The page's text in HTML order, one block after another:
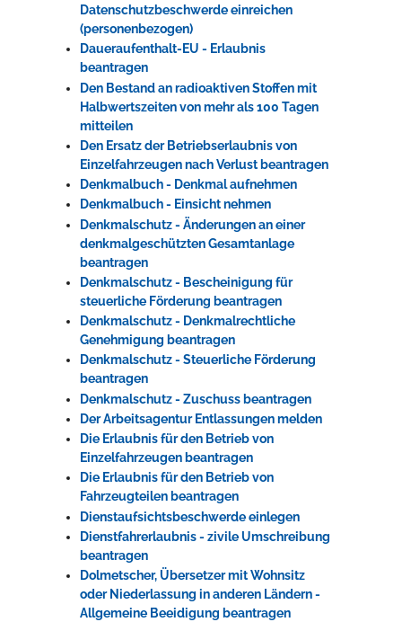
Datenschutzbeschwerde einreichen
(personenbezogen)
Daueraufenthalt-EU - Erlaubnis
beantragen
Den Bestand an radioaktiven Stoffen mit
Halbwertszeiten von mehr als 100 Tagen
mitteilen
Den Ersatz der Betriebserlaubnis von
Einzelfahrzeugen nach Verlust beantragen
Denkmalbuch - Denkmal aufnehmen
Denkmalbuch - Einsicht nehmen
Denkmalschutz - Änderungen an einer
denkmalgeschützten Gesamtanlage
beantragen
Denkmalschutz - Bescheinigung für
steuerliche Förderung beantragen
Denkmalschutz - Denkmalrechtliche
Genehmigung beantragen
Denkmalschutz - Steuerliche Förderung
beantragen
Denkmalschutz - Zuschuss beantragen
Der Arbeitsagentur Entlassungen melden
Die Erlaubnis für den Betrieb von
Einzelfahrzeugen beantragen
Die Erlaubnis für den Betrieb von
Fahrzeugteilen beantragen
Dienstaufsichtsbeschwerde einlegen
Dienstfahrerlaubnis - zivile Umschreibung
beantragen
Dolmetscher, Übersetzer mit Wohnsitz
oder Niederlassung in anderen Ländern -
Allgemeine Beeidigung beantragen